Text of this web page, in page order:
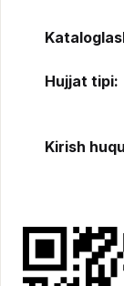
Hujjat tipi:
Kirish